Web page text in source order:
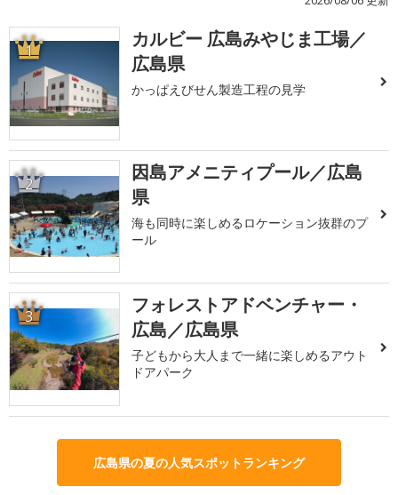
1
カルビー 広島みやじま工場／
広島県
かっぱえびせん製造工程の見学
2
因島アメニティプール／広島
県
海も同時に楽しめるロケーション抜群のプ
ール
3
フォレストアドベンチャー・
広島／広島県
子どもから大人まで一緒に楽しめるアウト
ドアパーク
広島県の夏の人気スポットランキング